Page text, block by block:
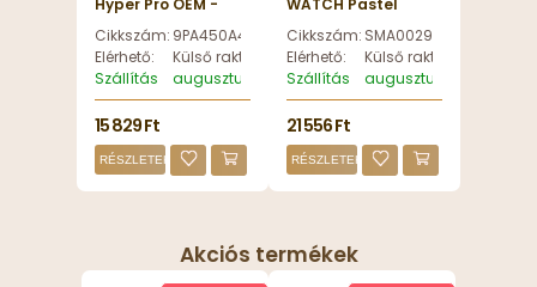
Hyper Pro OEM -
Cikkszám: 9PA450A401
Elérhető:
Külső raktáron
Szállítás
augusztus 12, szerda
15 829 Ft
RÉSZLETEK
WATCH Pastel
SMA002919
Cikkszám: SMA002919
Elérhető:
Külső raktáron
Szállítás
augusztus 12, szerda
21 556 Ft
RÉSZLETEK
Akciós termékek